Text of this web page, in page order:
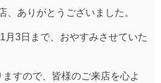
、ありがとうございました。
月3日まで、おやすみさせていた
すので、皆様のご来店を心よ